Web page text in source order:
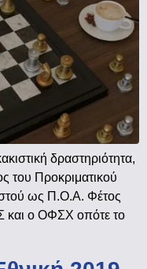
δραστηριότητα,
του Προκριματικού
ως Π.Ο.Α. Φέτος
και ο ΟΦΣΧ οπότε το